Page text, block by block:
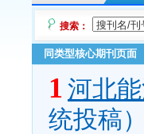
搜索：
同类型核心期刊页面
1 河北
统投稿）